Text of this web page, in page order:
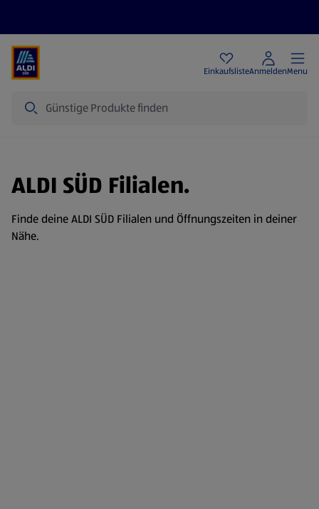
EinkaufslisteAnmeldenMenu
ALDI SÜD Filialen.
Finde deine ALDI SÜD Filialen und Öffnungszeiten in deiner
Nähe.